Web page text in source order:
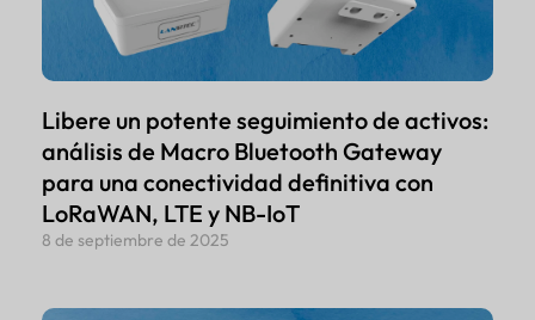
Libere un potente seguimiento de activos:
análisis de Macro Bluetooth Gateway
para una conectividad definitiva con
LoRaWAN, LTE y NB-IoT
8 de septiembre de 2025